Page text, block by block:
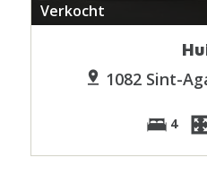
Verkocht
1082 Sint-
4